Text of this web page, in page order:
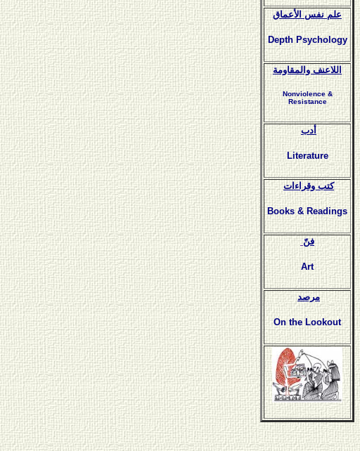
علم نفس الأعماق
Depth Psychology
اللاعنف والمقاومة
Nonviolence &
Resistance
أدب
Literature
كتب وقراءات
Books & Readings
فنّ
Art
مرصد
On the Lookout